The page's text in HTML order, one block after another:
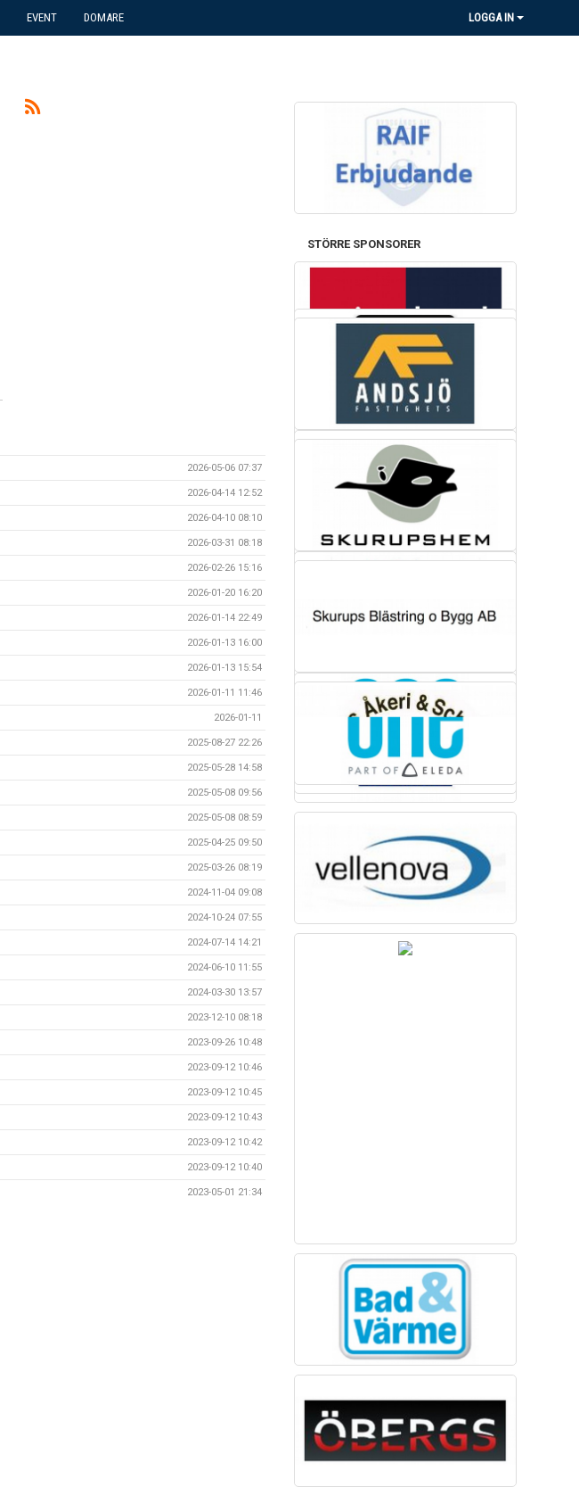
EVENT DOMARE LOGGA IN
2026-05-06 07:37
2026-04-14 12:52
2026-04-10 08:10
2026-03-31 08:18
2026-02-26 15:16
2026-01-20 16:20
2026-01-14 22:49
2026-01-13 16:00
2026-01-13 15:54
2026-01-11 11:46
2026-01-11
2025-08-27 22:26
2025-05-28 14:58
2025-05-08 09:56
2025-05-08 08:59
2025-04-25 09:50
2025-03-26 08:19
2024-11-04 09:08
2024-10-24 07:55
2024-07-14 14:21
2024-06-10 11:55
2024-03-30 13:57
2023-12-10 08:18
2023-09-26 10:48
2023-09-12 10:46
2023-09-12 10:45
2023-09-12 10:43
2023-09-12 10:42
2023-09-12 10:40
2023-05-01 21:34
STÖRRE SPONSORER